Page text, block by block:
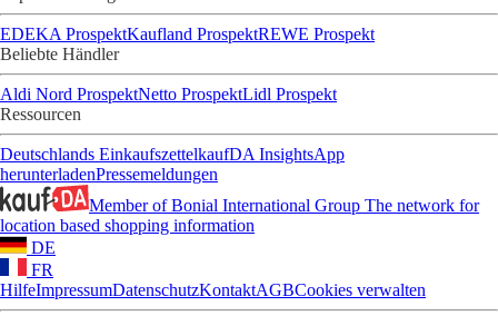
EDEKA ProspektKaufland ProspektREWE Prospekt
Beliebte Händler
Aldi Nord ProspektNetto ProspektLidl Prospekt
Ressourcen
Deutschlands EinkaufszettelkaufDA InsightsApp
herunterladenPressemeldungen
Member of Bonial International Group The network for
location based shopping information
DE
FR
HilfeImpressumDatenschutzKontaktAGBCookies verwalten